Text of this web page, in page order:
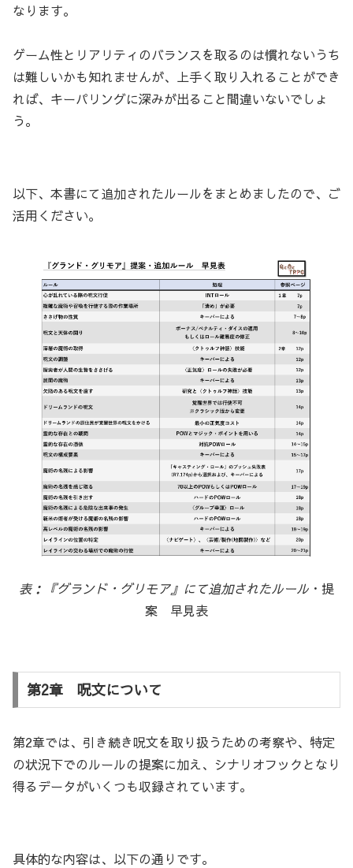
なります。
ゲーム性とリアリティのバランスを取るのは慣れないうち
は難しいかも知れませんが、上手く取り入れることができ
れば、キーパリングに深みが出ること間違いないでしょ
う。
以下、本書にて追加されたルールをまとめましたので、ご
活用ください。
表：『グランド・グリモア』にて追加されたルール ・提
案 早見表
第2章 呪文について
第2章では、引き続き呪文を取り扱うための考察や、特定
の状況下でのルールの提案に加え、シナリオフックとなり
得るデータがいくつも収録されています。
具体的な内容は、以下の通りです。